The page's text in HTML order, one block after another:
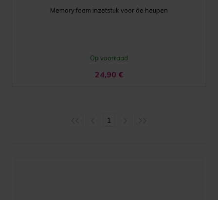
Memory foam inzetstuk voor de heupen
Op voorraad
24,90 €
1